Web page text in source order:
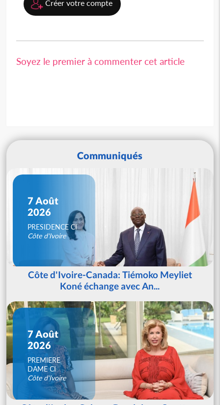
Créer votre compte
Soyez le premier à commenter cet article
Communiqués
7 Août
2026
PRESIDENCE CI
Côte d'Ivoire
Côte d'Ivoire-Canada: Tiémoko Meyliet
Koné échange avec An...
7 Août
2026
PREMIERE
DAME CI
Côte d'Ivoire